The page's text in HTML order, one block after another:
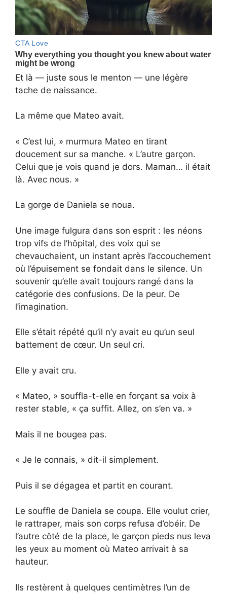
Et là — juste sous le menton — une légère
tache de naissance.
La même que Mateo avait.
« C’est lui, » murmura Mateo en tirant
doucement sur sa manche. « L’autre garçon.
Celui que je vois quand je dors. Maman… il était
là. Avec nous. »
La gorge de Daniela se noua.
Une image fulgura dans son esprit : les néons
trop vifs de l’hôpital, des voix qui se
chevauchaient, un instant après l’accouchement
où l’épuisement se fondait dans le silence. Un
souvenir qu’elle avait toujours rangé dans la
catégorie des confusions. De la peur. De
l’imagination.
Elle s’était répété qu’il n’y avait eu qu’un seul
battement de cœur. Un seul cri.
Elle y avait cru.
« Mateo, » souffla-t-elle en forçant sa voix à
rester stable, « ça suffit. Allez, on s’en va. »
Mais il ne bougea pas.
« Je le connais, » dit-il simplement.
Puis il se dégagea et partit en courant.
Le souffle de Daniela se coupa. Elle voulut crier,
le rattraper, mais son corps refusa d’obéir. De
l’autre côté de la place, le garçon pieds nus leva
les yeux au moment où Mateo arrivait à sa
hauteur.
Ils restèrent à quelques centimètres l’un de